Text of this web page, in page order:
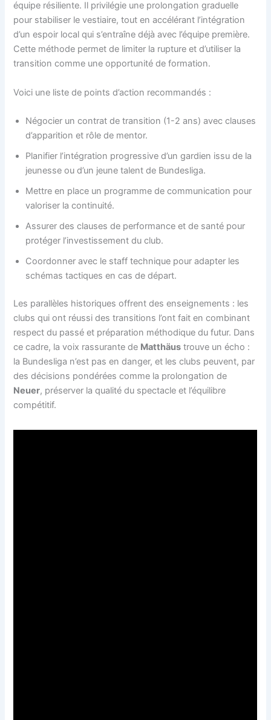
équipe résiliente. Il privilégie une prolongation graduelle
pour stabiliser le vestiaire, tout en accélérant l’intégration
d’un espoir local qui s’entraîne déjà avec l’équipe première.
Cette méthode permet de limiter la rupture et d’utiliser la
transition comme une opportunité de formation.
Voici une liste de points d’action recommandés :
Négocier un contrat de transition (1-2 ans) avec clauses
d’apparition et rôle de mentor.
Planifier l’intégration progressive d’un gardien issu de la
jeunesse ou d’un jeune talent de Bundesliga.
Mettre en place un programme de communication pour
valoriser la continuité.
Assurer des clauses de performance et de santé pour
protéger l’investissement du club.
Coordonner avec le staff technique pour adapter les
schémas tactiques en cas de départ.
Les parallèles historiques offrent des enseignements : les
clubs qui ont réussi des transitions l’ont fait en combinant
respect du passé et préparation méthodique du futur. Dans
ce cadre, la voix rassurante de Matthäus trouve un écho :
la Bundesliga n’est pas en danger, et les clubs peuvent, par
des décisions pondérées comme la prolongation de
Neuer, préserver la qualité du spectacle et l’équilibre
compétitif.